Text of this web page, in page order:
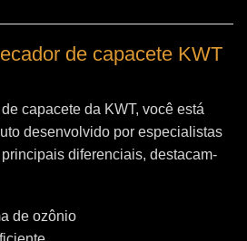
de capacete KWT
capacete da KWT, você está
desenvolvido por especialistas
diferenciais, destacam-
de ozônio